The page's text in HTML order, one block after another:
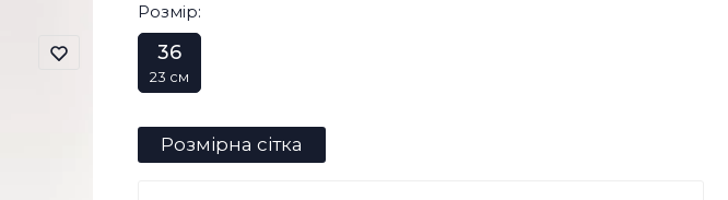
Розмір:
36
23 см
Розмірна сітка